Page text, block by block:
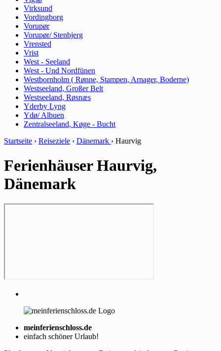
Virksund
Vordingborg
Vorupør
Vorupør/ Stenbjerg
Vrensted
Vrist
West - Seeland
West - Und Nordfünen
Westbornholm ( Rønne, Stampen, Arnager, Boderne)
Westseeland, Großer Belt
Westseeland, Røsnæs
Yderby Lyng
Ydø/ Albuen
Zentralseeland, Køge - Bucht
Startseite › Reiseziele › Dänemark › Haurvig
Ferienhäuser Haurvig,
Dänemark
meinferienschloss.de
einfach schöner Urlaub!